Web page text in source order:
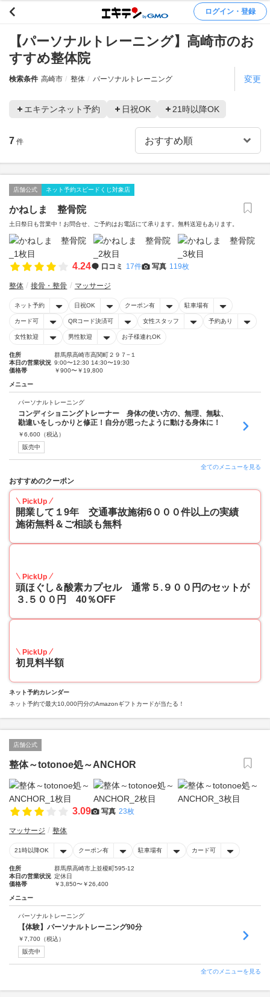
ログイン・登録
【パーソナルトレーニング】高崎市のお
すすめ整体院
検索条件 高崎市 整体 パーソナルトレーニング 変更
エキテンネット予約 日祝OK 21時以降OK
7 件
店舗公式 ネット予約スピードくじ対象店
かねしま 整骨院
土日祭日も営業中！お問合せ、ご予約はお電話にて承ります。無料送迎もあります。
4.24 口コミ 17件 写真 119枚
整体 接骨・整骨 マッサージ
ネット予約 日祝OK クーポン有 駐車場有
カード可 QRコード決済可 女性スタッフ 予約あり
女性歓迎 男性歓迎 お子様連れOK
住所
群馬県高崎市高関町２９７−１
本日の営業状況 9:00〜12:30 14:30〜19:30
価格帯
￥900〜￥19,800
メニュー
パーソナルトレーニング
コンディショニングトレーナー 身体の使い方の、無理、無駄、
勘違いをしっかりと修正！自分が思ったように動ける身体に！
￥6,600 （税込）
販売中
全てのメニューを見る
おすすめのクーポン
PickUp
開業して１9年 交通事故施術6０００件以上の実績
施術無料＆ご相談も無料
PickUp
頭ほぐし＆酸素カプセル 通常５.９００円のセットが
３.５００円 40％OFF
PickUp
初見料半額
ネット予約カレンダー
ネット予約で最大10,000円分のAmazonギフトカードが当たる！
店舗公式
整体～totonoe処～ANCHOR
3.09 写真 23枚
マッサージ 整体
21時以降OK クーポン有 駐車場有 カード可
住所
群馬県高崎市上並榎町595-12
本日の営業状況 定休日
価格帯
￥3,850〜￥26,400
メニュー
パーソナルトレーニング
【体験】パーソナルトレーニング90分
￥7,700 （税込）
販売中
全てのメニューを見る